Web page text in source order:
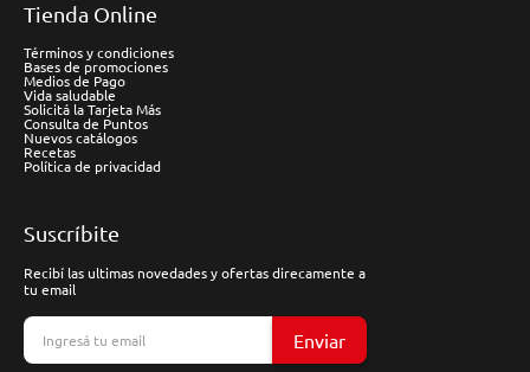
Tienda Online
Términos y condiciones
Bases de promociones
Medios de Pago
Vida saludable
Solicitá la Tarjeta Más
Consulta de Puntos
Nuevos catálogos
Recetas
Política de privacidad
Suscríbite
Recibí las ultimas novedades y ofertas direcamente a
tu email
Enviar